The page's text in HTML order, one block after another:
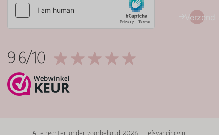
Verzend
9.6/10
Alle rechten onder voorbehoud 2026 - liefsvancindy.nl